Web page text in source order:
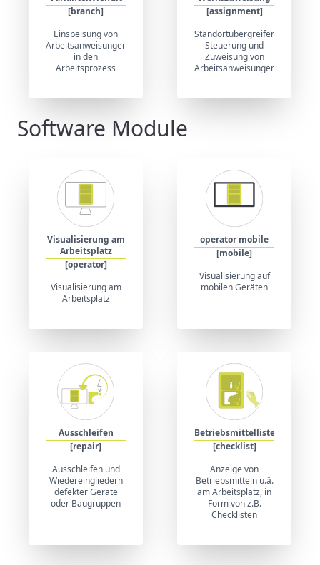
[branch]
Einspeisung von
Arbeitsanweisungen
in den
Arbeitsprozess
[assignment]
Standortübergreifende
Steuerung und
Zuweisung von
Arbeitsanweisungen
Software Module
Visualisierung am
Arbeitsplatz
[operator]
Visualisierung am
Arbeitsplatz
operator mobile
[mobile]
Visualisierung auf
mobilen Geräten
Ausschleifen
[repair]
Ausschleifen und
Wiedereingliedern
defekter Geräte
oder Baugruppen
Betriebsmittelliste
[checklist]
Anzeige von
Betriebsmitteln u.ä.
am Arbeitsplatz, in
Form von z.B.
Checklisten